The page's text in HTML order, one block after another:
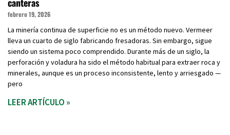
febrero 19, 2026
La minería continua de superficie no es un método nuevo. Vermeer
lleva un cuarto de siglo fabricando fresadoras. Sin embargo, sigue
siendo un sistema poco comprendido. Durante más de un siglo, la
perforación y voladura ha sido el método habitual para extraer roca y
minerales, aunque es un proceso inconsistente, lento y arriesgado —
pero
LEER ARTÍCULO »